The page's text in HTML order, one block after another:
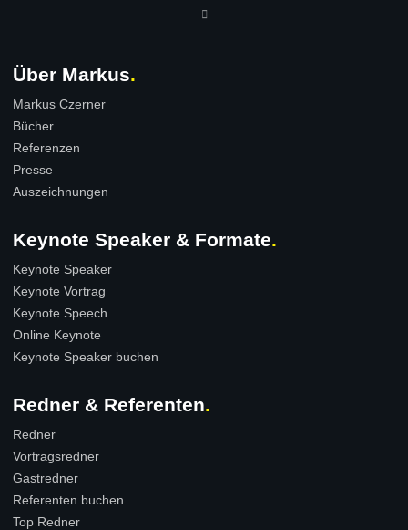
Über Markus
Markus Czerner
Bücher
Referenzen
Presse
Auszeichnungen
Keynote Speaker & Formate
Keynote Speaker
Keynote Vortrag
Keynote Speech
Online Keynote
Keynote Speaker buchen
Redner & Referenten
Redner
Vortragsredner
Gastredner
Referenten buchen
Top Redner